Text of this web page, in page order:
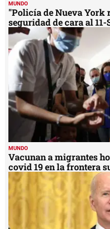
MUNDO
"Policía de Nueva York
seguridad de cara al 11-
MUNDO
Vacunan a migrantes
covid 19 en la frontera